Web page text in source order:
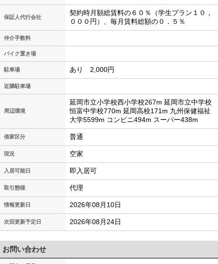
保証人代行会社
契約時月額総賃料の６０％（学生プラン１０，
０００円）、毎月賃料総額の０．５％
仲介手数料
バイク置き場
駐車場 あり 2,000円
近隣駐車場
周辺環境
延岡市立小学校西小学校267m 延岡市立中学校
恒富中学校770m 延岡高校171m 九州保健福祉
大学5599m コンビニ494m スーパー438m
借家区分 普通
現況 空家
入居可能日 即入居可
取引態様 代理
情報更新日 2026年08月10日
次回更新予定日 2026年08月24日
お問い合わせ